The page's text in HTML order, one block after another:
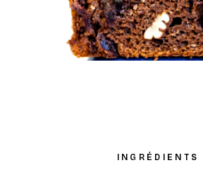
INGRÉDIENTS